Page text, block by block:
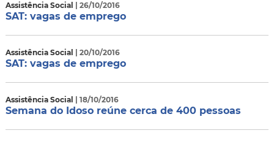
Assistência Social | 26/10/2016
SAT: vagas de emprego
Assistência Social | 20/10/2016
SAT: vagas de emprego
Assistência Social | 18/10/2016
Semana do Idoso reúne cerca de 400 pessoas